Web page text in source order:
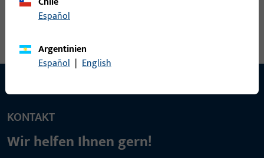
KONTAKT
Wir helfen Ihnen gern!
Español
Argentinien
Español | English